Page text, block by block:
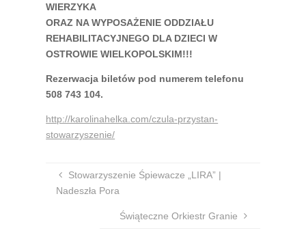
WIERZYKA
ORAZ NA WYPOSAŻENIE ODDZIAŁU
REHABILITACYJNEGO DLA DZIECI W
OSTROWIE WIELKOPOLSKIM!!!
Rezerwacja biletów pod numerem telefonu
508 743 104.
http://karolinahelka.com/czula-przystan-
stowarzyszenie/
Stowarzyszenie Śpiewacze „LIRA” |
Nadeszła Pora
Świąteczne Orkiestr Granie